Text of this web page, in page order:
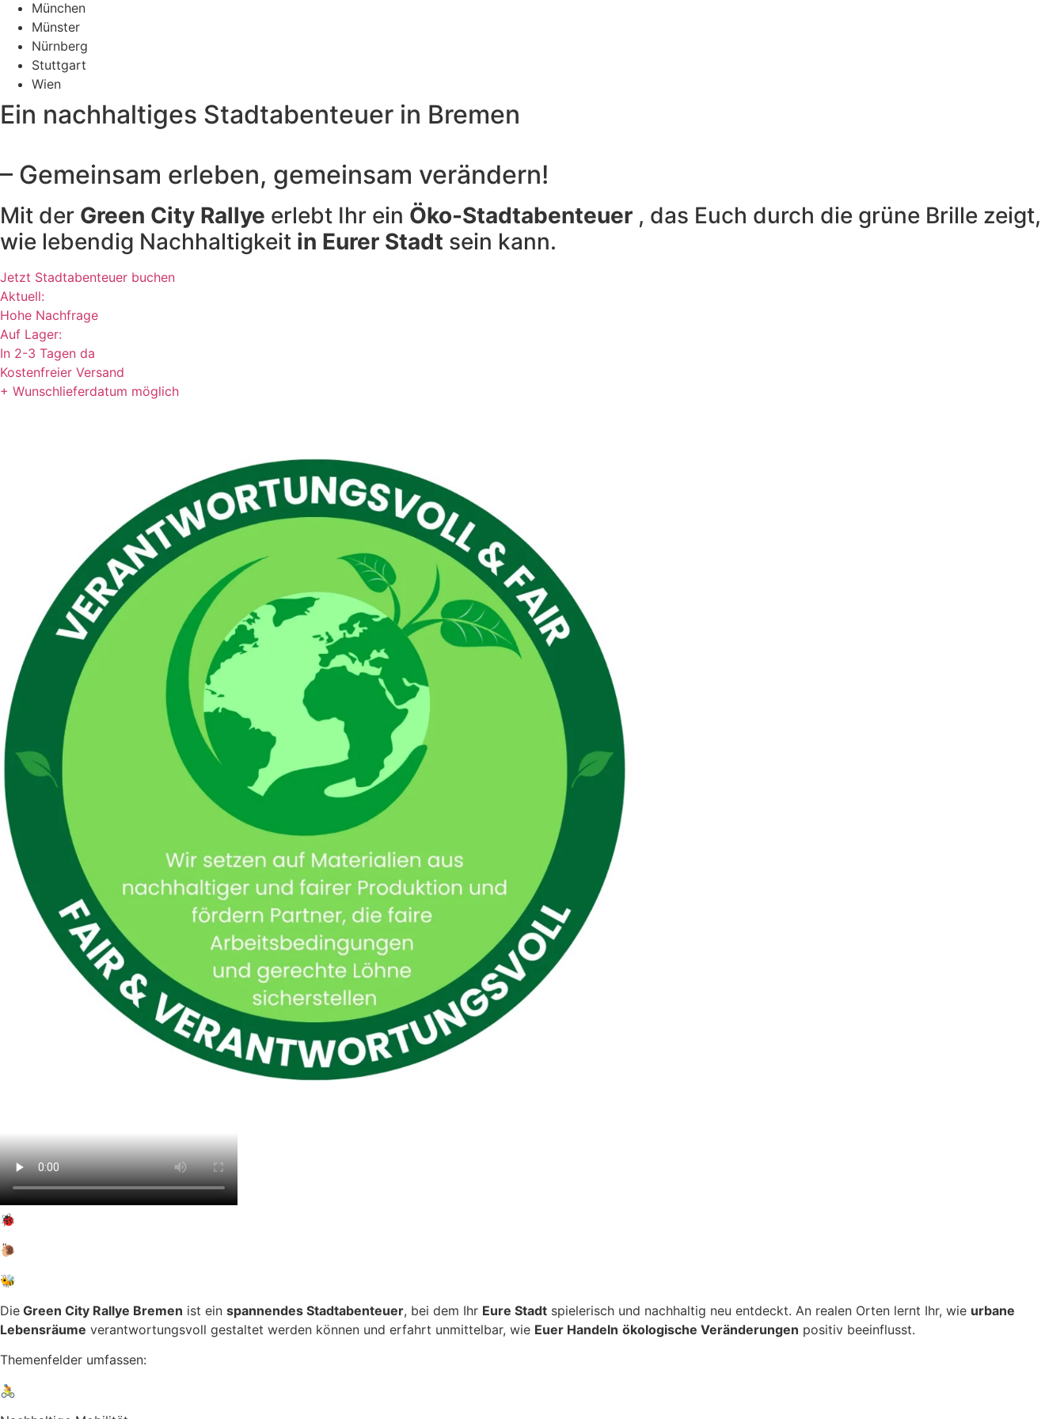
München
Münster
Nürnberg
Stuttgart
Wien
Ein nachhaltiges Stadtabenteuer in Bremen
– Gemeinsam erleben, gemeinsam verändern!
Mit der Green City Rallye erlebt Ihr ein Öko-Stadtabenteuer , das Euch durch die grüne Brille zeigt,
wie lebendig Nachhaltigkeit in Eurer Stadt sein kann.
Jetzt Stadtabenteuer buchen
Aktuell:
Hohe Nachfrage
Auf Lager:
In 2-3 Tagen da
Kostenfreier Versand
+ Wunschlieferdatum möglich
🐞
🐌
🐝
Die Green City Rallye Bremen ist ein spannendes Stadtabenteuer, bei dem Ihr Eure Stadt spielerisch und nachhaltig neu entdeckt. An realen Orten lernt Ihr, wie urbane
Lebensräume verantwortungsvoll gestaltet werden können und erfahrt unmittelbar, wie Euer Handeln ökologische Veränderungen positiv beeinflusst.
Themenfelder umfassen:
🚴